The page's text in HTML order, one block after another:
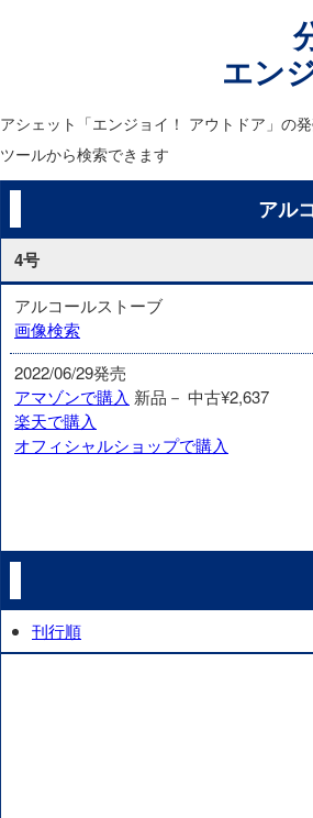
エン
アシェット「エンジョイ！ アウトドア」の
ツールから検索できます
アル
4号
アルコールストーブ
画像検索
2022/06/29発売
アマゾンで購入 新品－ 中古¥2,637
楽天で購入
オフィシャルショップで購入
刊行順